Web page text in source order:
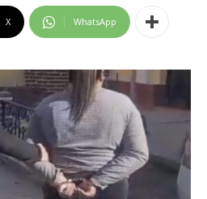
X WhatsApp